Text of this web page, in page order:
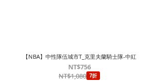
【NBA】中性隊伍城市T_克里夫蘭騎士隊-中紅
NT$756
NT$1,080 7折